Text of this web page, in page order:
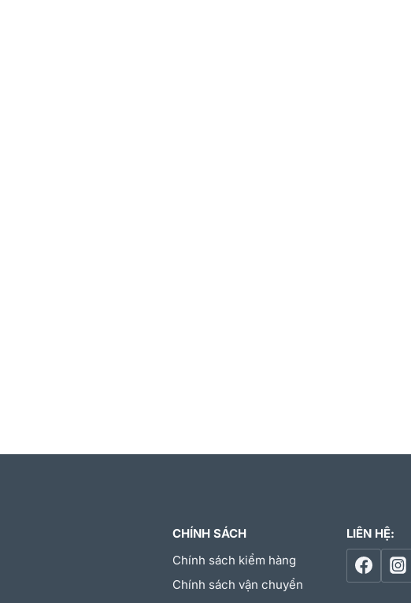
CHÍNH SÁCH
Chính sách kiểm hàng
Chính sách vận chuyển
LIÊN HỆ: